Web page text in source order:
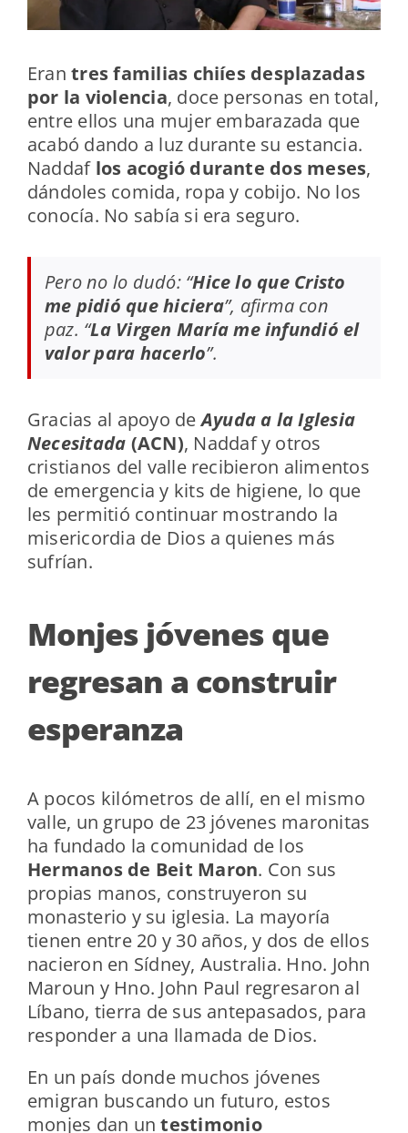
Erantres familias chiíes desplazadas
por la violencia, doce personas en total,
entre ellos una mujer embarazada que
acabó dando a luz durante su estancia.
Naddaf los acogió durante dos meses,
dándoles comida, ropa y cobijo. No los
conocía. No sabía si era seguro.
Pero no lo dudó: “Hice lo que Cristo
me pidió que hiciera”, afirma con
paz. “La Virgen María me infundió el
valor para hacerlo”.
Gracias al apoyo deAyuda a la Iglesia
Necesitada (ACN), Naddaf y otros
cristianos del valle recibieron alimentos
de emergencia y kits de higiene, lo que
les permitió continuar mostrando la
misericordia de Dios a quienes más
sufrían.
Monjes jóvenes que
regresan a construir
esperanza
A pocos kilómetros de allí, en el mismo
valle, un grupo de 23 jóvenes maronitas
ha fundado la comunidad de los
Hermanos de Beit Maron. Con sus
propias manos, construyeron su
monasterio y su iglesia. La mayoría
tienen entre 20 y 30 años, y dos de ellos
nacieron en Sídney, Australia. Hno. John
Maroun y Hno. John Paul regresaron al
Líbano, tierra de sus antepasados, para
responder a una llamada de Dios.
En un país donde muchos jóvenes
emigran buscando un futuro, estos
monjes dan untestimonio